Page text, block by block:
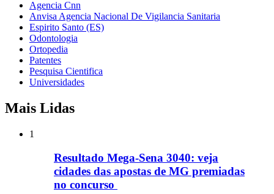
Agencia Cnn
Anvisa Agencia Nacional De Vigilancia Sanitaria
Espirito Santo (ES)
Odontologia
Ortopedia
Patentes
Pesquisa Cientifica
Universidades
Mais Lidas
1
Resultado Mega-Sena 3040: veja
cidades das apostas de MG premiadas
no concurso